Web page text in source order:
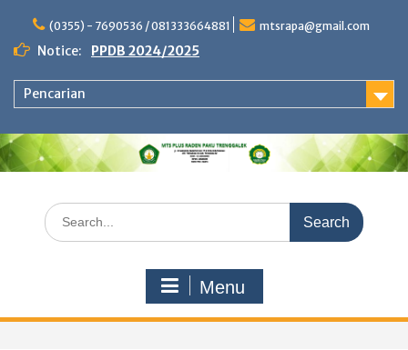
content
(0355) - 7690536 / 081333664881 mtsrapa@gmail.com
Notice: PPDB 2024/2025
Pencarian
Search
for:
Menu